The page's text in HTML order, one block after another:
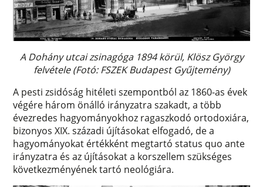
A Dohány utcai zsinagóga 1894 körül, Klösz György
felvétele (Fotó: FSZEK Budapest Gyűjtemény)
A pesti zsidóság hitéleti szempontból az 1860-as évek
végére három önálló irányzatra szakadt, a több
évezredes hagyományokhoz ragaszkodó ortodoxiára,
bizonyos XIX. századi újításokat elfogadó, de a
hagyományokat értékként megtartó status quo ante
irányzatra és az újításokat a korszellem szükséges
következményének tartó neológiára.